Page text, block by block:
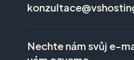
Nechte nám svůj e-